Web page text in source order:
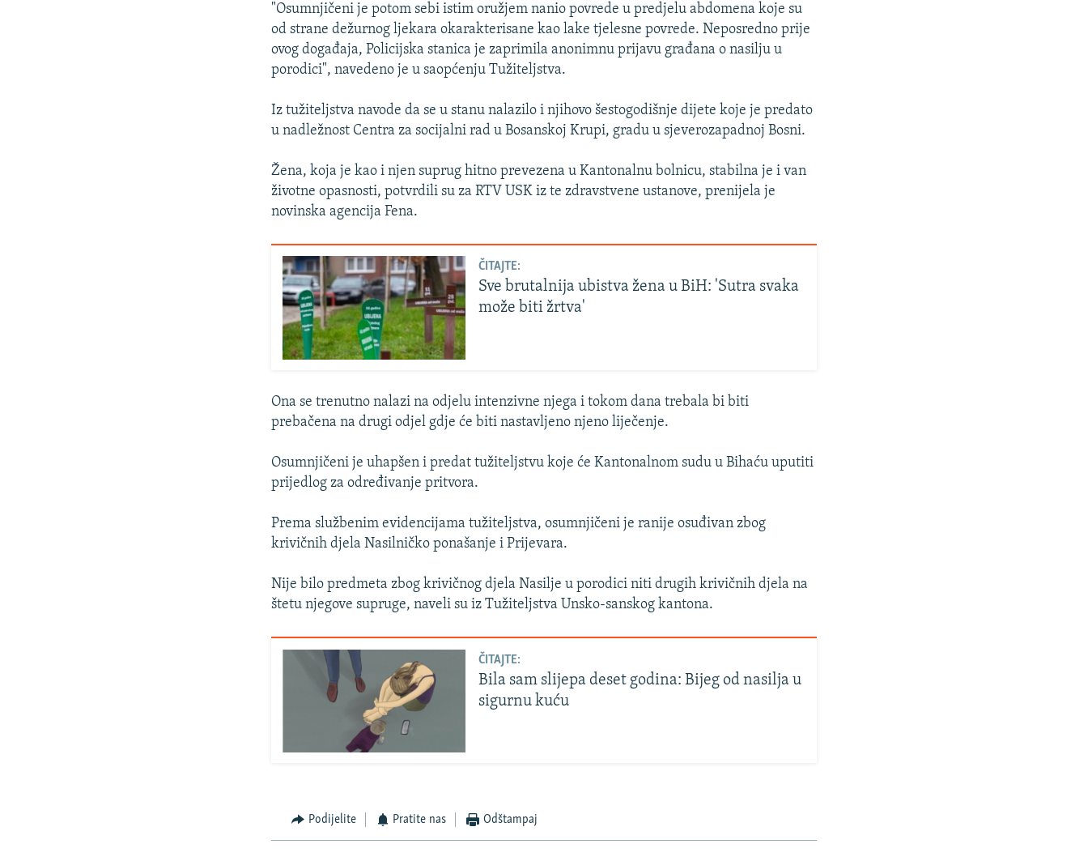
"Osumnjičeni je potom sebi istim oružjem nanio povrede u predjelu abdomena koje su
od strane dežurnog ljekara okarakterisane kao lake tjelesne povrede. Neposredno prije
ovog događaja, Policijska stanica je zaprimila anonimnu prijavu građana o nasilju u
porodici", navedeno je u saopćenju Tužiteljstva.
Iz tužiteljstva navode da se u stanu nalazilo i njihovo šestogodišnje dijete koje je predato
u nadležnost Centra za socijalni rad u Bosanskoj Krupi, gradu u sjeverozapadnoj Bosni.
Žena, koja je kao i njen suprug hitno prevezena u Kantonalnu bolnicu, stabilna je i van
životne opasnosti, potvrdili su za RTV USK iz te zdravstvene ustanove, prenijela je
novinska agencija Fena.
ČITAJTE:
Sve brutalnija ubistva žena u BiH: 'Sutra svaka
može biti žrtva'
Ona se trenutno nalazi na odjelu intenzivne njega i tokom dana trebala bi biti
prebačena na drugi odjel gdje će biti nastavljeno njeno liječenje.
Osumnjičeni je uhapšen i predat tužiteljstvu koje će Kantonalnom sudu u Bihaću uputiti
prijedlog za određivanje pritvora.
Prema službenim evidencijama tužiteljstva, osumnjičeni je ranije osuđivan zbog
krivičnih djela Nasilničko ponašanje i Prijevara.
Nije bilo predmeta zbog krivičnog djela Nasilje u porodici niti drugih krivičnih djela na
štetu njegove supruge, naveli su iz Tužiteljstva Unsko-sanskog kantona.
ČITAJTE:
Bila sam slijepa deset godina: Bijeg od nasilja u
sigurnu kuću
Podijelite Pratite nas Odštampaj